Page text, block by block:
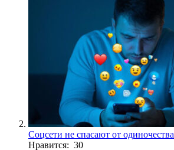
Соцсети не спасают от одиночества
Нравится: 30